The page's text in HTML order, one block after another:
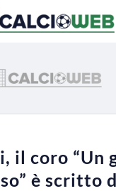
il coro “Un
è scritto